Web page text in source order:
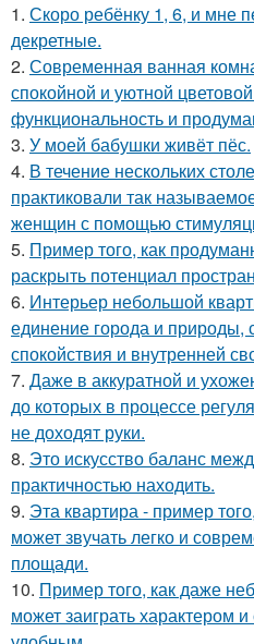
1. Скоро ребёнку 1, 6, и мне
декретные.
2. Современная ванная
спокойной и уютной
функциональность и
3. У моей бабушки живёт пёс.
4. В течение нескольких
практиковали так
женщин с помощью
5. Пример того, как
раскрыть потенциал
6. Интерьер небольшой
единение города и природы,
спокойствия и внутренней
7. Даже в аккуратной и
до которых в процессе
не доходят руки.
8. Это искусство баланс
практичностью находить.
9. Эта квартира - пример
может звучать легко и
площади.
10. Пример того, как даже
может заиграть характером